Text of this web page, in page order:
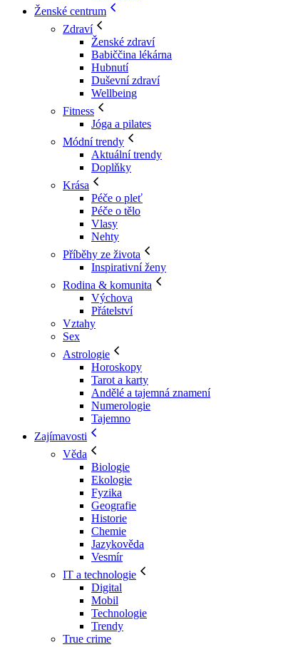
Ženské centrum
Zdraví
Ženské zdraví
Babiččina lékárna
Hubnutí
Duševní zdraví
Wellbeing
Fitness
Jóga a pilates
Módní trendy
Aktuální trendy
Doplňky
Krása
Péče o pleť
Péče o tělo
Vlasy
Nehty
Příběhy ze života
Inspirativní ženy
Rodina & komunita
Výchova
Přátelství
Vztahy
Sex
Astrologie
Horoskopy
Tarot a karty
Andělé a tajemná znamení
Numerologie
Tajemno
Zajímavosti
Věda
Biologie
Ekologie
Fyzika
Geografie
Historie
Chemie
Jazykověda
Vesmír
IT a technologie
Digital
Mobil
Technologie
Trendy
True crime